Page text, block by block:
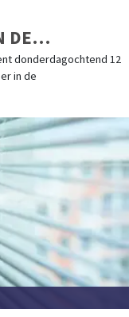
DE
donderdagochtend 12
in de